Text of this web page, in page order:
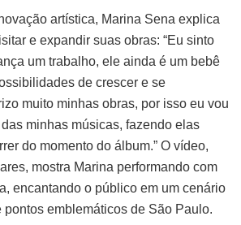
artística, Marina Sena explica
e expandir suas obras: “Eu sinto
um trabalho, ele ainda é um bebê
de crescer e se
muito minhas obras, por isso eu vou
minhas músicas, fazendo elas
do momento do álbum.” O vídeo,
mostra Marina performando com
encantando o público em um cenário
emblemáticos de São Paulo.